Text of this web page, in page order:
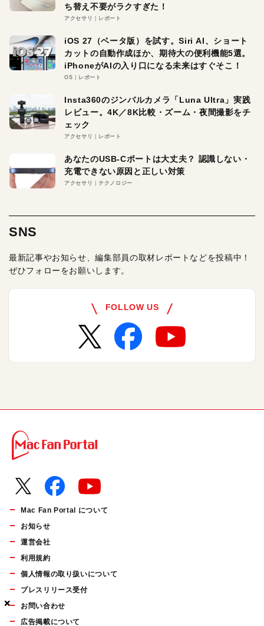
×
×
×
ち替え不要がラクすぎた！
アクセサリ レポート
iOS 27（ベータ版）を試す。Siri AI、ショート
カットの自動作成ほか、期待大の便利機能5選。
iPhoneがAIの入り口になる未来はすぐそこ！
OS レポート
Insta360のジンバルカメラ「Luna Ultra」実践
レビュー。4K／8K比較・ズーム・夜間撮影をチ
ェック
アクセサリ レポート
あなたのUSB-Cポートは大丈夫？ 認識しない・
充電できない原因と正しい対策
アクセサリ テクノロジー
SNS
最新記事やお知らせ、編集部員の取材レポートなどを投稿中！
ぜひフォローをお願いします。
FOLLOW US
Mac Fan Portal について
お知らせ
運営会社
利用規約
個人情報の取り扱いについて
プレスリリース受付
お問い合わせ
広告掲載について